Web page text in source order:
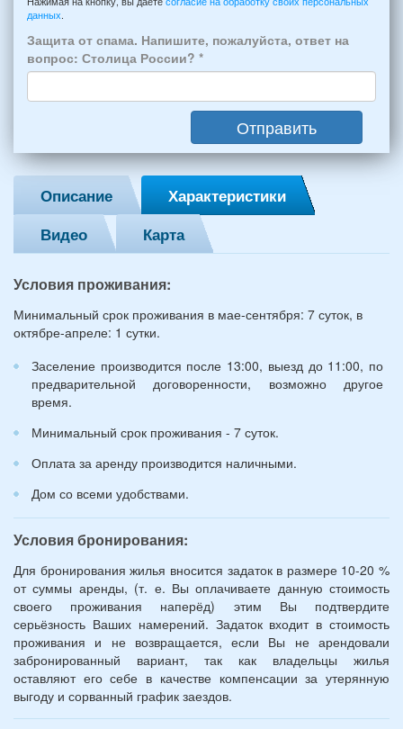
Феодосии:
*
6
человек:
4
взрослых
и
2
детей
(возраст
и
лет):
данных.
Защита от спама. Напишите, пожалуйста, ответ на
вопрос: Столица России? *
Отправить
Описание
Характеристики
Видео
Карта
Условия проживания:
Минимальный срок проживания в мае-сентября: 7 суток, в
октябре-апреле: 1 сутки.
Заселение производится после 13:00, выезд до 11:00, по
предварительной договоренности, возможно другое
время.
Минимальный срок проживания - 7 суток.
Оплата за аренду производится наличными.
Дом со всеми удобствами.
Условия бронирования:
Для бронирования жилья вносится задаток в размере 10-20 %
от суммы аренды, (т. е. Вы оплачиваете данную стоимость
своего проживания наперёд) этим Вы подтвердите
серьёзность Ваших намерений. Задаток входит в стоимость
проживания и не возвращается, если Вы не арендовали
забронированный вариант, так как владельцы жилья
оставляют его себе в качестве компенсации за утерянную
выгоду и сорванный график заездов.